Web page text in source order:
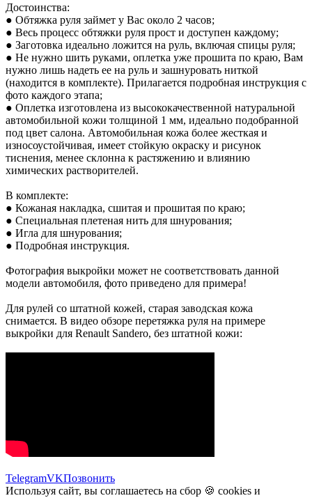
Достоинства:
● Обтяжка руля займет у Вас около 2 часов;
● Весь процесс обтяжки руля прост и доступен каждому;
● Заготовка идеально ложится на руль, включая спицы руля;
● Не нужно шить руками, оплетка уже прошита по краю, Вам
нужно лишь надеть ее на руль и зашнуровать ниткой
(находится в комплекте). Прилагается подробная инструкция с
фото каждого этапа;
● Оплетка изготовлена из высококачественной натуральной
автомобильной кожи толщиной 1 мм, идеально подобранной
под цвет салона. Автомобильная кожа более жесткая и
износоустойчивая, имеет стойкую окраску и рисунок
тиснения, менее склонна к растяжению и влиянию
химических растворителей.
В комплекте:
● Кожаная накладка, сшитая и прошитая по краю;
● Специальная плетеная нить для шнурования;
● Игла для шнурования;
● Подробная инструкция.
Фотография выкройки может не соответствовать данной
модели автомобиля, фото приведено для примера!
Для рулей со штатной кожей, старая заводская кожа
снимается. В видео обзоре перетяжка руля на примере
выкройки для Renault Sandero, без штатной кожи:
TelegramVKПозвонить
Используя сайт, вы соглашаетесь на сбор 🍪 cookies и